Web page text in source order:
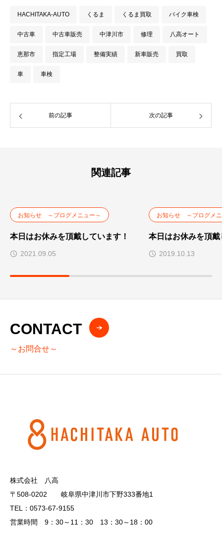
HACHITAKA-AUTO くるま くるま買取 バイク車検
中古車 中古車販売 中津川市 修理 八高オート
恵那市 指定工場 整備実績 新車販売 買取
車 車検
前の記事 次の記事
関連記事
お知らせ ～ブログメニュー～
本日はお休みを頂戴しています！
2021.09.05
お知らせ ～ブログメ
本日はお休みを頂
2019.10.13
CONTACT
～お問合せ～
株式会社 八高
〒508-0202 岐阜県中津川市下野333番地1
TEL：0573-67-9155
営業時間 9：30～11：30 13：30～18：00